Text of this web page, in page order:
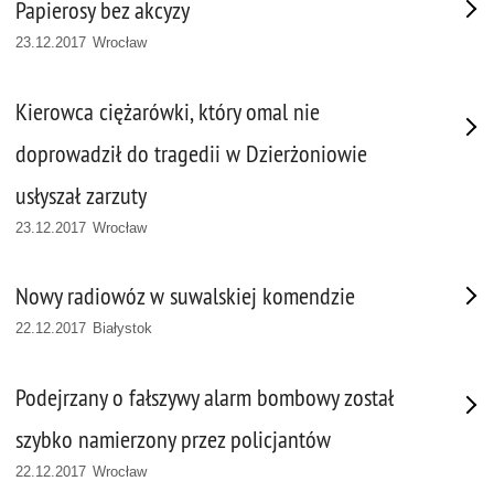
Papierosy bez akcyzy
23.12.2017 Wrocław
Kierowca ciężarówki, który omal nie
doprowadził do tragedii w Dzierżoniowie
usłyszał zarzuty
23.12.2017 Wrocław
Nowy radiowóz w suwalskiej komendzie
22.12.2017 Białystok
Podejrzany o fałszywy alarm bombowy został
szybko namierzony przez policjantów
22.12.2017 Wrocław